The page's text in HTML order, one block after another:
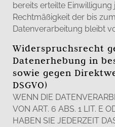
bereits erteilte
Rechtmäßigkeit der bis
Datenverarbeitung bleibt
Widerspruchsrecht
Datenerhebung in
sowie gegen
DSGVO)
WENN DIE
VON ART. 6 ABS. 1 LIT. E
HABEN SIE JEDERZEIT